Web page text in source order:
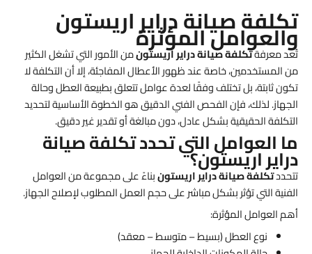
تكلفة صيانة دراير اريستون
والعوامل المؤثرة
تُعد معرفةتكلفة صيانة دراير اريستونمن الأمور التي تشغل الكثير
من المستخدمين، خاصة عند ظهور الأعطال المفاجئة، إلا أن التكلفة لا
تكون ثابتة، بل تختلف وفقًا لعدة عوامل تتعلق بطبيعة العطل وحالة
الجهاز. لذلك، فإن الفحص الفني الدقيق هو الخطوة الأساسية لتحديد
التكلفة الحقيقية بشكل عادل، دون مبالغة أو تقدير غير دقيق.
ما العوامل التي تحدد تكلفة صيانة
دراير اريستون؟
تتحددتكلفة صيانة دراير اريستونبناءً على مجموعة من العوامل
الفنية التي تؤثر بشكل مباشر على حجم العمل المطلوب لإصلاح الجهاز.
أهم العوامل المؤثرة:
نوع العطل (بسيط – متوسط – معقد)